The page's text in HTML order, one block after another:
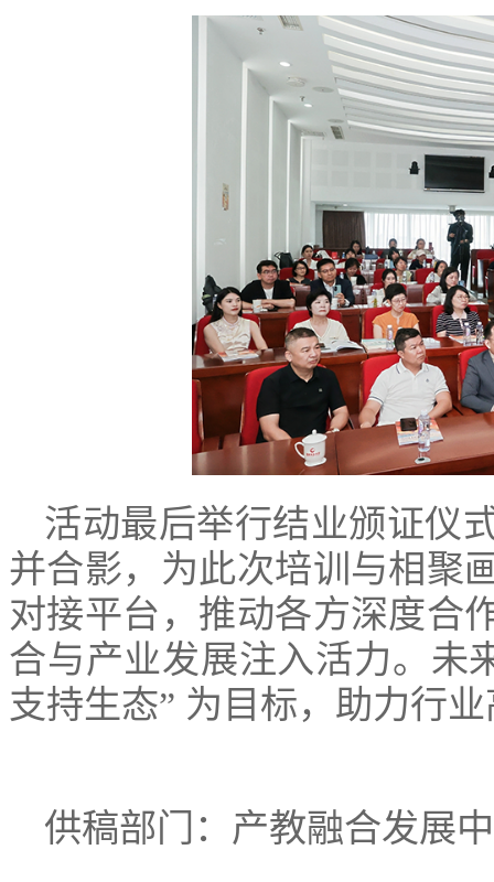
活动最后举行结业颁证仪
并合影，为此次培训与相聚
对接平台，推动各方深度合
合与产业发展注入活力。未
支持生态” 为目标，助力行
供稿部门：产教融合发展